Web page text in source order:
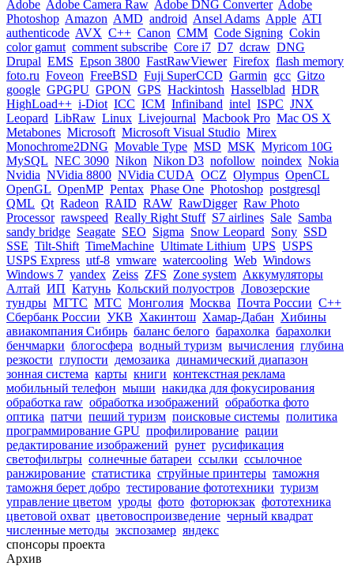
Adobe Adobe Camera Raw Adobe DNG Converter Adobe
Photoshop Amazon AMD android Ansel Adams Apple ATI
authenticode AVX C++ Canon CMM Code Signing Cokin
color gamut comment subscribe Core i7 D7 dcraw DNG
Drupal EMS Epson 3800 FastRawViewer Firefox flash memory
foto.ru Foveon FreeBSD Fuji SuperCCD Garmin gcc Gitzo
google GPGPU GPON GPS Hackintosh Hasselblad HDR
HighLoad++ i-Diot ICC ICM Infiniband intel ISPC JNX
Leopard LibRaw Linux Livejournal Macbook Pro Mac OS X
Metabones Microsoft Microsoft Visual Studio Mirex
Monochrome2DNG Movable Type MSD MSK Myricom 10G
MySQL NEC 3090 Nikon Nikon D3 nofollow noindex Nokia
Nvidia NVidia 8800 NVidia CUDA OCZ Olympus OpenCL
OpenGL OpenMP Pentax Phase One Photoshop postgresql
QML Qt Radeon RAID RAW RawDigger Raw Photo
Processor rawspeed Really Right Stuff S7 airlines Sale Samba
sandy bridge Seagate SEO Sigma Snow Leopard Sony SSD
SSE Tilt-Shift TimeMachine Ultimate Lithium UPS USPS
USPS Express utf-8 vmware watercooling Web Windows
Windows 7 yandex Zeiss ZFS Zone system Аккумуляторы
Алтай ИП Катунь Кольский полуостров Ловозерские
тундры МГТС МТС Монголия Москва Почта России С++
Сбербанк России УКВ Хакинтош Хамар-Дабан Хибины
авиакомпания Сибирь баланс белого барахолка барахолки
бенчмарки блогосфера водный туризм вычисления глубина
резкости глупости демозаика динамический диапазон
зонная система карты книги контекстная реклама
мобильный телефон мыши накидка для фокусирования
обработка raw обработка изображений обработка фото
оптика патчи пеший туризм поисковые системы политика
программирование GPU профилирование рации
редактирование изображений рунет русификация
светофильтры солнечные батареи ссылки ссылочное
ранжирование статистика струйные принтеры таможня
таможня берет добро тестирование фототехники туризм
управление цветом уроды фото фоторюкзак фототехника
цветовой охват цветовоспроизведение черный квадрат
численные методы экспозамер яндекс
спонсоры проекта
Архив